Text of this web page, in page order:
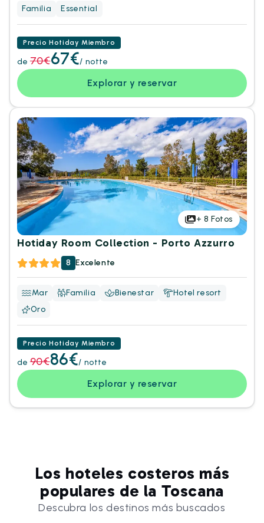
Familia Essential
Precio Hotiday Miembro
de 70€67€/ notte
Explorar y reservar
+ 8 Fotos
Hotiday Room Collection - Porto Azzurro
8 Excelente
Mar Familia Bienestar
Hotel resort
Oro
Precio Hotiday Miembro
de 90€86€/ notte
Explorar y reservar
Los hoteles costeros más
populares de la Toscana
Descubra los destinos más buscados